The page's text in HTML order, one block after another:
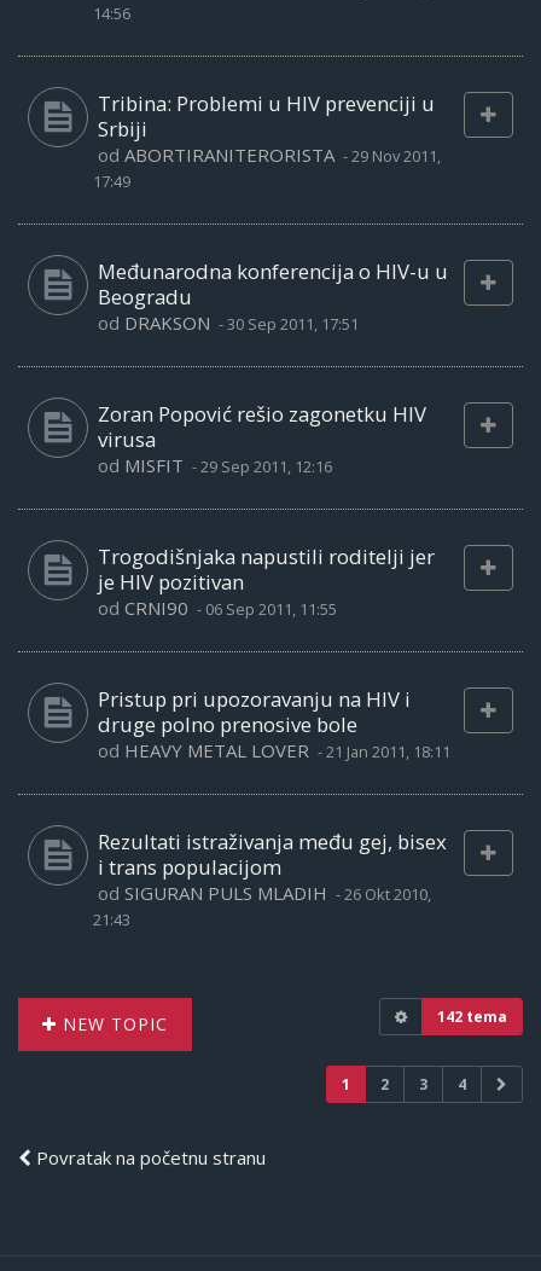
14:56
Tribina: Problemi u HIV prevenciji u
Srbiji
od ABORTIRANITERORISTA -29 Nov 2011,
17:49
Međunarodna konferencija o HIV-u u
Beogradu
od DRAKSON -30 Sep 2011, 17:51
Zoran Popović rešio zagonetku HIV
virusa
od MISFIT -29 Sep 2011, 12:16
Trogodišnjaka napustili roditelji jer
je HIV pozitivan
od CRNI90 - 06 Sep 2011, 11:55
Pristup pri upozoravanju na HIV i
druge polno prenosive bole
od HEAVY METAL LOVER -21 Jan 2011, 18:11
Rezultati istraživanja među gej, bisex
i trans populacijom
od SIGURAN PULS MLADIH -26 Okt 2010,
21:43
NEW TOPIC 142 tema
1 2 3 4
Povratak na početnu stranu